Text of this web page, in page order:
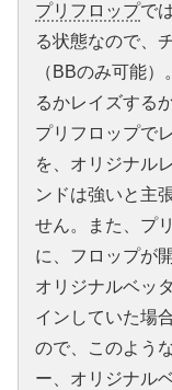
プリフロップで
る状態なので、
（BBのみ可能
るかレイズする
プリフロップで
を、オリジナル
ンドは強いと主
せん。また、プ
に、フロップが
オリジナルベッ
インしていた場
ので、このよう
ー、オリジナル